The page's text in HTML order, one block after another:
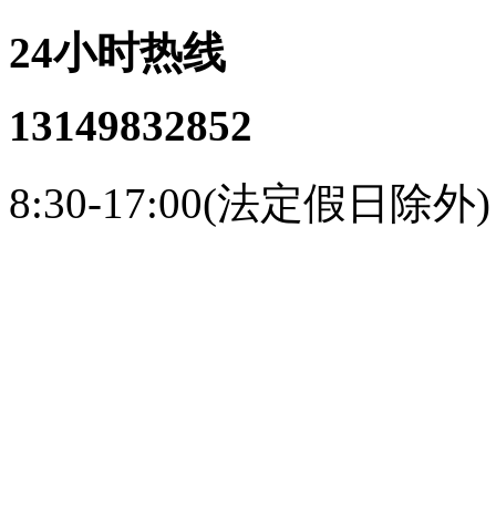
24小时热线
13149832852
8:30-17:00(法定假日除外)